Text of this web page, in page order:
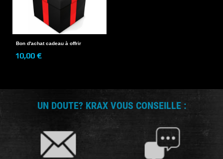
Bon d'achat cadeau à offrir
10,00 €
UN DOUTE? KRAX VOUS CONSEILLE :